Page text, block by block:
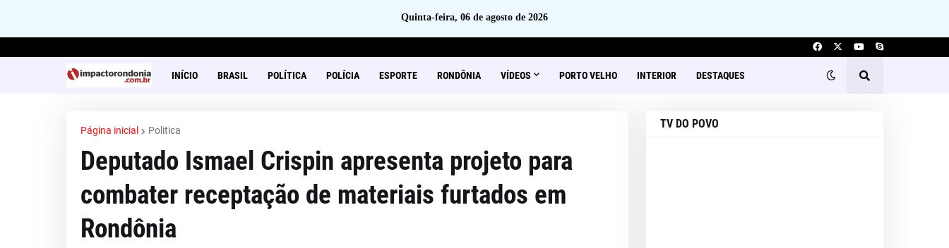
Quinta-feira, 06 de agosto de 2026
INÍCIO BRASIL POLÍTICA POLÍCIA ESPORTE RONDÔNIA VÍDEOS PORTO VELHO INTERIOR DESTAQUES
Página inicial Politica
Deputado Ismael Crispin apresenta projeto para
combater receptação de materiais furtados em
Rondônia
TV DO POVO